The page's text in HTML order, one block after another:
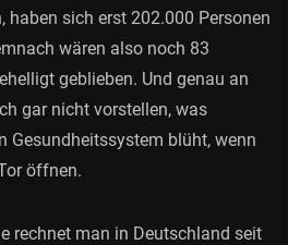
haben sich erst 202.000 Personen
wären also noch 83
geblieben. Und genau an
gar nicht vorstellen, was
Gesundheitssystem blüht, wenn
öffnen.
rechnet man in Deutschland seit